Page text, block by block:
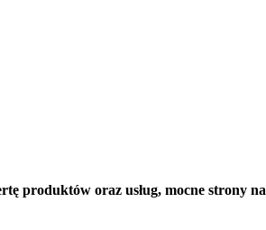
produktów oraz usług, mocne strony